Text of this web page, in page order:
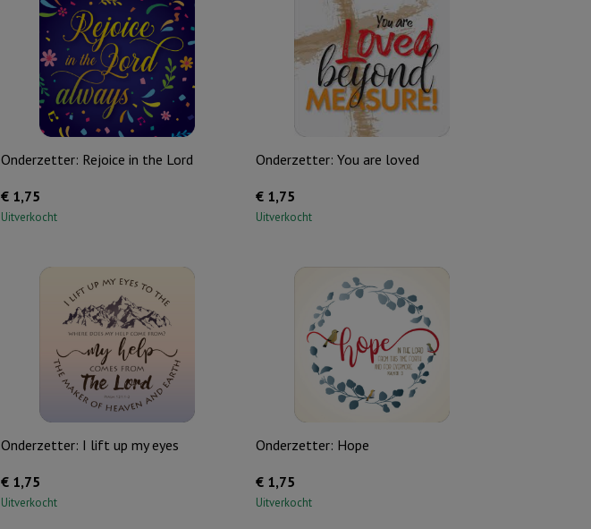
Onderzetter: Rejoice in the Lord
€1,75
Uitverkocht
Onderzetter: You are loved
€1,75
Uitverkocht
Onderzetter: I lift up my eyes
€1,75
Uitverkocht
Onderzetter: Hope
€1,75
Uitverkocht